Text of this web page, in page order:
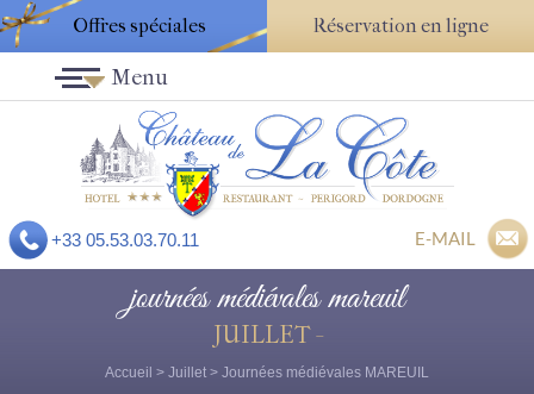
Offres spéciales Réservation en ligne
+33 05.53.03.70.11 E-MAIL
Menu
journées médiévales mareuil
JUILLET -
Accueil > Juillet > Journées médiévales MAREUIL